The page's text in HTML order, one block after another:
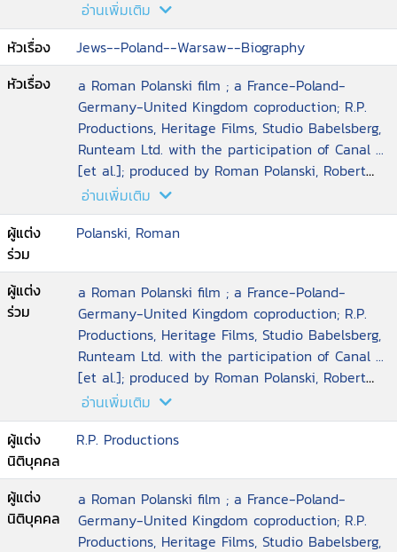
ช่วงนาทีสุดท้าย ให้อยู่ในกรุงวอร์ซอว์ต่อไป จากเพื่อน
คนหนึ่งประจำกรมตำรวจ หลังจากนั้น ซพิลแมนก็ต้อง
หลบๆ ซ่อนๆ อยู่ในเมืองที่กำลังจะพังพินาศ ด้วยน้ำมือ
สงคราม ไม่มีอะไรจะกิน และป่วยเป็นโรคสารพัด เป็น
เวลานานที่เขาต้องอาศัยอย่างแร้งแค้น อยู่ในบ้านร้าง
หลังหนึ่ง ก่อนต่อมาจะถูกค้นพบ โดยนายทหาร
เยอรมัน ร้อยเอก วิล (โธมัส เครทชมานน์)ผู้ยื่นข้อเสนอ
ว่าจะนำอาหารมาให้ หากเขายอมเล่นเปียโนให้ฟัง
เป็นการตอบแทน...
Benmussa, Alain Sarde; screenplay by Ronald
Harwood
อ่านเพิ่มเติม
หัวเรื่อง
Jews--Poland--Warsaw--Biography
หัวเรื่อง
a Roman Polanski film ; a France-Poland-
Germany-United Kingdom coproduction; R.P.
Productions, Heritage Films, Studio Babelsberg,
Runteam Ltd. with the participation of Canal ...
[et al.]; produced by Roman Polanski, Robert
Benmussa, Alain Sarde; screenplay by Ronald
Harwood
อ่านเพิ่มเติม
ผู้แต่ง
ร่วม
Polanski, Roman
ผู้แต่ง
ร่วม
a Roman Polanski film ; a France-Poland-
Germany-United Kingdom coproduction; R.P.
Productions, Heritage Films, Studio Babelsberg,
Runteam Ltd. with the participation of Canal ...
[et al.]; produced by Roman Polanski, Robert
Benmussa, Alain Sarde; screenplay by Ronald
Harwood
อ่านเพิ่มเติม
ผู้แต่ง
นิติบุคคล
R.P. Productions
ผู้แต่ง
นิติบุคคล
a Roman Polanski film ; a France-Poland-
Germany-United Kingdom coproduction; R.P.
Productions, Heritage Films, Studio Babelsberg,